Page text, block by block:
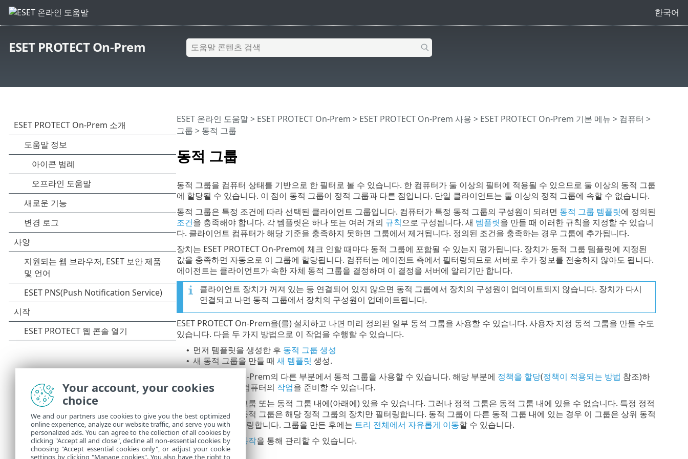
한국어
ESET PROTECT On-Prem
동적 그룹
ESET 온라인 도움말> ESET PROTECT On-Prem > ESET PROTECT On-Prem 사용 > ESET PROTECT On-Prem 기본 메뉴 > 컴퓨터 >
그룹 > 동적 그룹
동적 그룹을 컴퓨터 상태를 기반으로 한 필터로 볼 수 있습니다. 한 컴퓨터가 둘 이상의 필터에 적용될 수 있으므로 둘 이상의 동적 그룹
에 할당될 수 있습니다. 이 점이 동적 그룹이 정적 그룹과 다른 점입니다. 단일 클라이언트는 둘 이상의 정적 그룹에 속할 수 없습니다.
동적 그룹은 특정 조건에 따라 선택된 클라이언트 그룹입니다. 컴퓨터가 특정 동적 그룹의 구성원이 되려면 동적 그룹 템플릿에 정의된
조건을 충족해야 합니다. 각 템플릿은 하나 또는 여러 개의 규칙으로 구성됩니다. 새 템플릿을 만들 때 이러한 규칙을 지정할 수 있습니
다. 클라이언트 컴퓨터가 해당 기준을 충족하지 못하면 그룹에서 제거됩니다. 정의된 조건을 충족하는 경우 그룹에 추가됩니다.
장치는 ESET PROTECT On-Prem에 체크 인할 때마다 동적 그룹에 포함될 수 있는지 평가됩니다. 장치가 동적 그룹 템플릿에 지정된
값을 충족하면 자동으로 이 그룹에 할당됩니다. 컴퓨터는 에이전트 측에서 필터링되므로 서버로 추가 정보를 전송하지 않아도 됩니다.
에이전트는 클라이언트가 속한 자체 동적 그룹을 결정하며 이 결정을 서버에 알리기만 합니다.
클라이언트 장치가 꺼져 있는 등 연결되어 있지 않으면 동적 그룹에서 장치의 구성원이 업데이트되지 않습니다. 장치가 다시
연결되고 나면 동적 그룹에서 장치의 구성원이 업데이트됩니다.
ESET PROTECT On-Prem을(를) 설치하고 나면 미리 정의된 일부 동적 그룹을 사용할 수 있습니다. 사용자 지정 동적 그룹을 만들 수도
있습니다. 다음 두 가지 방법으로 이 작업을 수행할 수 있습니다.
• 먼저 템플릿을 생성한 후 동적 그룹 생성
• 새 동적 그룹을 만들 때 새 템플릿 생성.
ESET PROTECT On-Prem의 다른 부분에서 동적 그룹을 사용할 수 있습니다. 해당 부분에 정책을 할당(정책이 적용되는 방법 참조)하
거나 그룹 내 모든 컴퓨터의 작업을 준비할 수 있습니다.
동적 그룹은 정적 그룹 또는 동적 그룹 내에(아래에) 있을 수 있습니다. 그러나 정적 그룹은 동적 그룹 내에 있을 수 없습니다. 특정 정적
그룹 아래의 모든 동적 그룹은 해당 정적 그룹의 장치만 필터링합니다. 동적 그룹이 다른 동적 그룹 내에 있는 경우 이 그룹은 상위 동적
그룹의 결과를 필터링합니다. 그룹을 만든 후에는 트리 전체에서 자유롭게 이동할 수 있습니다.
동적 그룹은 그룹 동작을 통해 관리할 수 있습니다.
Your account, your cookies
choice
We and our partners use cookies to give you the best optimized
online experience, analyze our website traffic, and serve you with
personalized ads. You can agree to the collection of all cookies by
clicking "Accept all and close", decline all non-essential cookies by
choosing "Accept essential cookies only", or adjust your cookie
settings by clicking "Manage cookies". You also have the right to